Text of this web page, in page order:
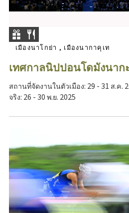
เมืองนาโกย่า , เมืองนากาคุเท
เทศกาลนิปปอนโดมังนาก
สถานที่จัดงานในตัวเมือง: 29 - 31 ส.ค.
จริง: 26 - 30 พ.ย. 2025